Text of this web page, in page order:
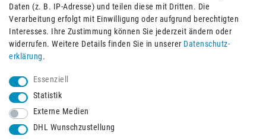
Impressum Daten­schutz­erklärung AGB
Daten (z. B. IP-Adresse) und teilen diese mit Dritten. Die
Verarbeitung erfolgt mit Einwilligung oder aufgrund berechtigten
Interesses. Ihre Zustimmung können Sie jederzeit ändern oder
widerrufen. Weitere Details finden Sie in unserer Daten­schutz­
erklärung.
Essenziell
Statistik
Externe Medien
DHL Wunschzustellung